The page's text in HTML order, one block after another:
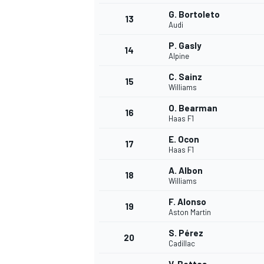
13 G. Bortoleto
Audi
14 P. Gasly
Alpine
15 C. Sainz
Williams
16 O. Bearman
Haas F1
17 E. Ocon
Haas F1
18 A. Albon
Williams
19 F. Alonso
Aston Martin
20 S. Pérez
Cadillac